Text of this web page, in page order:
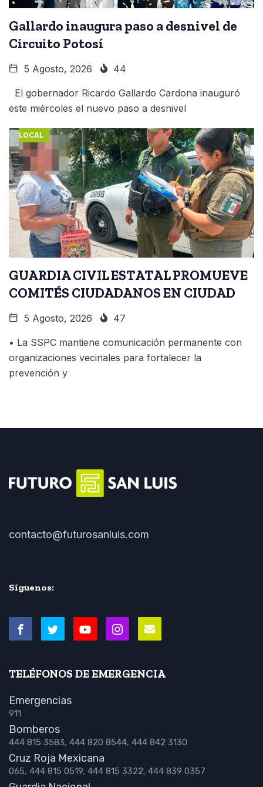
Gallardo inaugura paso a desnivel de
Circuito Potosí
5 Agosto, 2026 44
El gobernador Ricardo Gallardo Cardona inauguró
este miércoles el nuevo paso a desnivel
LOCAL
GUARDIA CIVIL ESTATAL PROMUEVE
COMITÉS CIUDADANOS EN CIUDAD
5 Agosto, 2026 47
• La SSPC mantiene comunicación permanente con
organizaciones vecinales para fortalecer la
prevención y
contacto@futurosanluis.com
Síguenos:
TELÉFONOS DE EMERGENCIA
Emergencias
911
Bomberos
444 815 3583, 444 820 8544, 444 842 3130
Cruz Roja Mexicana
065, 444 815 0519, 444 815 3322, 444 839 0357